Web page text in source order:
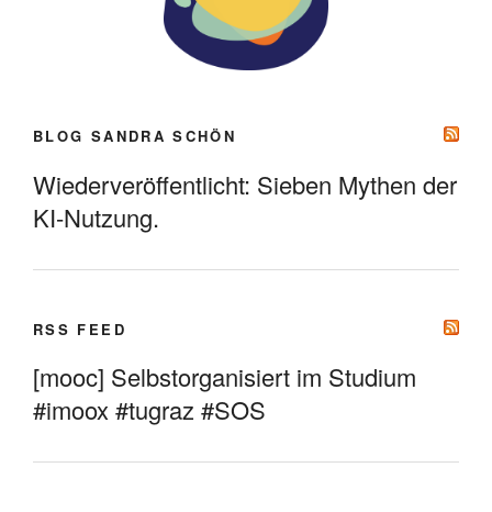
BLOG SANDRA SCHÖN
Wiederveröffentlicht: Sieben Mythen der
KI-Nutzung.
RSS FEED
[mooc] Selbstorganisiert im Studium
#imoox #tugraz #SOS